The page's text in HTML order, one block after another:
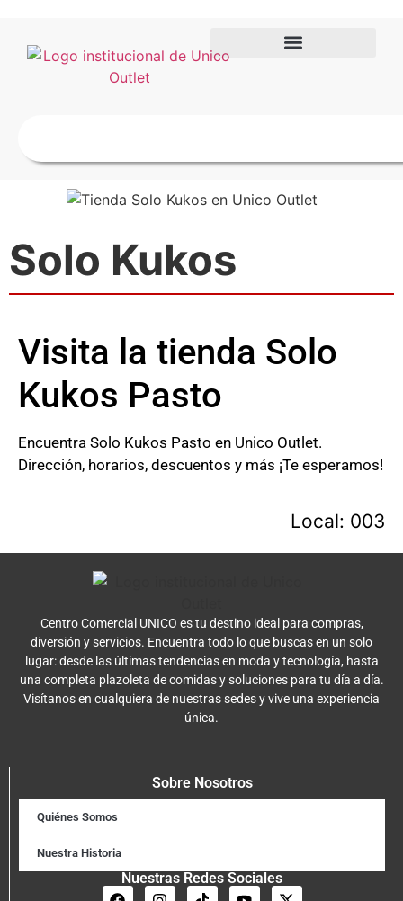
Solo Kukos
Visita la tienda Solo
Kukos Pasto
Encuentra Solo Kukos Pasto en Unico Outlet.
Dirección, horarios, descuentos y más ¡Te esperamos!
Local: 003
Centro Comercial UNICO es tu destino ideal para compras,
diversión y servicios. Encuentra todo lo que buscas en un solo
lugar: desde las últimas tendencias en moda y tecnología, hasta
una completa plazoleta de comidas y soluciones para tu día a día.
Visítanos en cualquiera de nuestras sedes y vive una experiencia
única.
Sobre Nosotros
Quiénes Somos
Nuestra Historia
Nuestras Redes Sociales